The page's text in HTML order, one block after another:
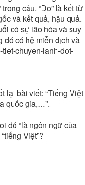
câu. “Do” là kết từ
và kết quả, hậu quả.
có sự lão hóa và suy
đó có hệ miễn dịch và
tiet-chuyen-lanh-dot-
lại bài viết: “Tiếng Việt
quốc gia,…”.
đó “là ngôn ngữ của
Việt”?